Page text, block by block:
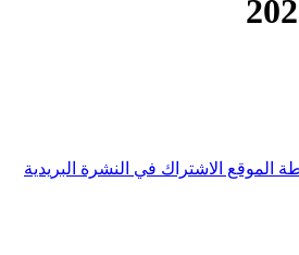
الموقع الاشتراك في النشرة البريدية